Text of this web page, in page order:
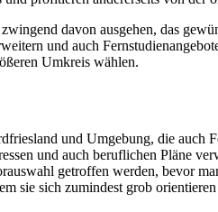
davon ausgehen, das
und auch
Umkreis wählen.
und Umgebung, die auch
und auch beruflichen Pläne
getroffen werden, bevor
sie sich zumindest grob